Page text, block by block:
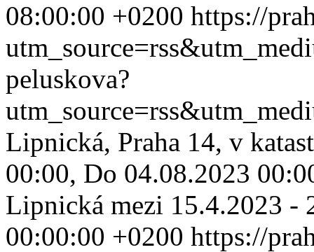
08:00:00 +0200 https://
peluskova?
Lipnická, Praha 14, v
00:00, Do 04.08.2023
Lipnická mezi 15.4.2023 -
00:00:00 +0200 https://